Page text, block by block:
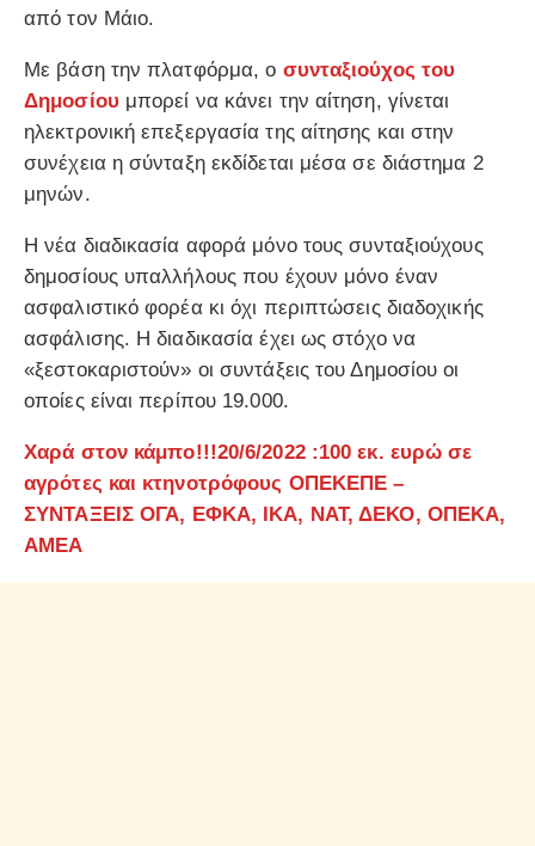
από τον Μάιο.
Με βάση την πλατφόρμα, ο συνταξιούχος του
Δημοσίου μπορεί να κάνει την αίτηση, γίνεται
ηλεκτρονική επεξεργασία της αίτησης και στην
συνέχεια η σύνταξη εκδίδεται μέσα σε διάστημα 2
μηνών.
Η νέα διαδικασία αφορά μόνο τους συνταξιούχους
δημοσίους υπαλλήλους που έχουν μόνο έναν
ασφαλιστικό φορέα κι όχι περιπτώσεις διαδοχικής
ασφάλισης. Η διαδικασία έχει ως στόχο να
«ξεστοκαριστούν» οι συντάξεις του Δημοσίου οι
οποίες είναι περίπου 19.000.
Χαρά στον κάμπο!!!20/6/2022 :100 εκ. ευρώ σε
αγρότες και κτηνοτρόφους ΟΠΕΚΕΠΕ –
ΣΥΝΤΑΞΕΙΣ ΟΓΑ, ΕΦΚΑ, ΙΚΑ, ΝΑΤ, ΔΕΚΟ, ΟΠΕΚΑ,
ΑΜΕΑ